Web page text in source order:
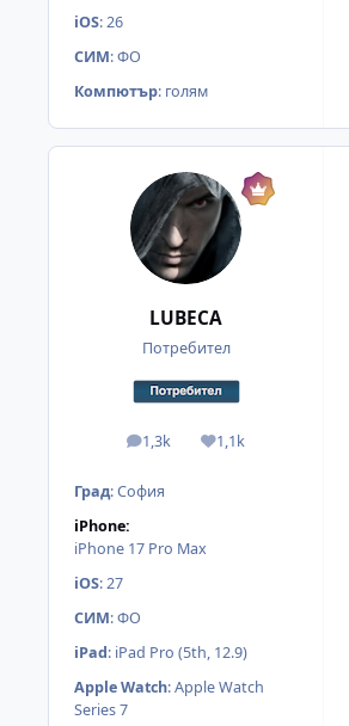
iOS:26
СИМ:ФО
Компютър: голям
LUBECA
Потребител
1,3k
мнения 1,1k
Reputation
Град:София
iPhone:
iPhone 17 Pro Max
iOS:27
СИМ:ФО
iPad: iPad Pro (5th, 12.9)
Apple Watch:Apple Watch
Series 7